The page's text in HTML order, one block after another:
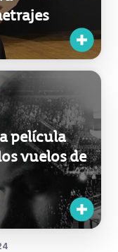
fueron
película